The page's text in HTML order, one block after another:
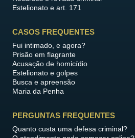
Estelionato e art. 171
CASOS FREQUENTES
Fui intimado, e agora?
Prisão em flagrante
Acusação de homicídio
Estelionato e golpes
Busca e apreensão
Maria da Penha
PERGUNTAS FREQUENTES
Quanto custa uma defesa criminal?